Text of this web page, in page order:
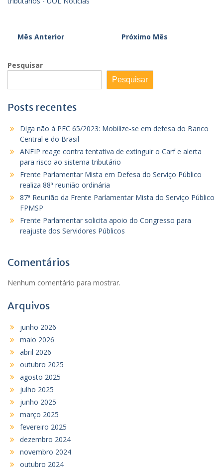
Mês Anterior Próximo Mês
Pesquisar
Pesquisar
Posts recentes
Diga não à PEC 65/2023: Mobilize-se em defesa do Banco
Central e do Brasil
ANFIP reage contra tentativa de extinguir o Carf e alerta
para risco ao sistema tributário
Frente Parlamentar Mista em Defesa do Serviço Público
realiza 88ª reunião ordinária
87ª Reunião da Frente Parlamentar Mista do Serviço Público
FPMSP
Frente Parlamentar solicita apoio do Congresso para
reajuste dos Servidores Públicos
Comentários
Nenhum comentário para mostrar.
Arquivos
junho 2026
maio 2026
abril 2026
outubro 2025
agosto 2025
julho 2025
junho 2025
março 2025
fevereiro 2025
dezembro 2024
novembro 2024
outubro 2024